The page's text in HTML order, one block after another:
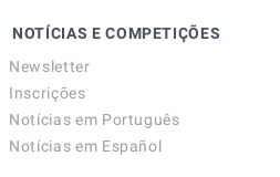
NOTÍCIAS E COMPETIÇÕES
Newsletter
Inscrições
Notícias em Português
Notícias em Español